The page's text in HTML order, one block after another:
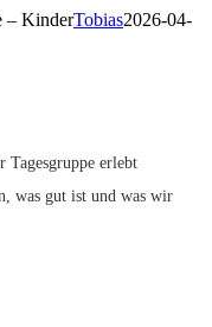
– KinderTobias2026-04-
erlebt
was gut ist und was wir